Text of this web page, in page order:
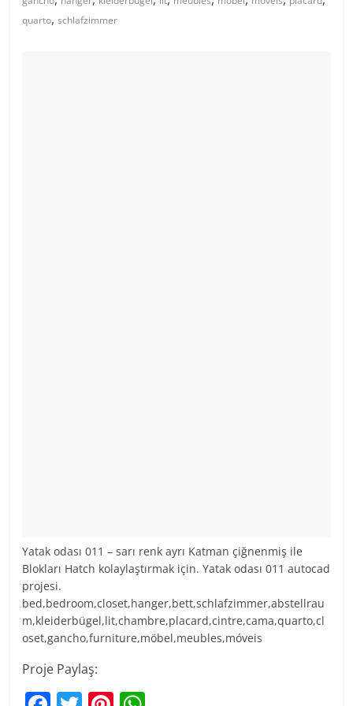
quarto,schlafzimmer
Yatak odası 011 – sarı renk ayrı Katman çiğnenmiş ile
Blokları Hatch kolaylaştırmak için. Yatak odası 011 autocad
projesi.
bed,bedroom,closet,hanger,bett,schlafzimmer,abstellrau
m,kleiderbügel,lit,chambre,placard,cintre,cama,quarto,cl
oset,gancho,furniture,möbel,meubles,móveis
Proje Paylaş: